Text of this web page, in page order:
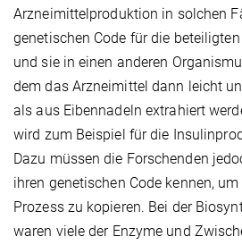
Arzneimittelproduktion in solchen
genetischen Code für die
und sie in einen anderen
dem das Arzneimittel dann leicht
als aus Eibennadeln extrahiert
wird zum Beispiel für die
Dazu müssen die Forschenden
ihren genetischen Code kennen,
Prozess zu kopieren. Bei der
waren viele der Enzyme und